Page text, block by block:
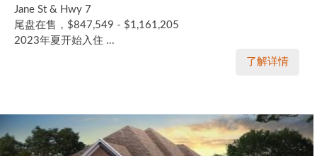
Jane St & Hwy 7
尾盘在售，$847,549 - $1,161,205
2023年夏开始入住 ...
了解详情